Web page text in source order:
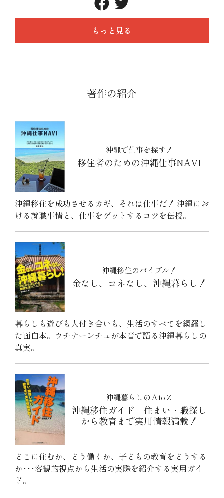
もっと見る
著作の紹介
沖縄で仕事を探す！
移住者のための沖縄仕事NAVI
沖縄移住を成功させるカギ、それは仕事だ！ 沖縄にお
ける就職事情と、仕事をゲットするコツを伝授。
沖縄移住のバイブル！
金なし、コネなし、沖縄暮らし！
暮らしも遊びも人付き合いも、生活のすべてを網羅し
た面白本。ウチナーンチュが本音で語る沖縄暮らしの
真実。
沖縄暮らしのＡtoＺ
沖縄移住ガイド 住まい・職探し
から教育まで実用情報満載！
どこに住むか、どう働くか、子どもの教育をどうする
か･･･客観的視点から生活の実際を紹介する実用ガイ
ド。